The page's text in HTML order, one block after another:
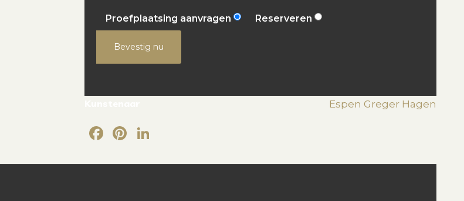
Proefplaatsing aanvragen Reserveren
Bevestig nu
Espen Greger Hagen
Facebook
Pinterest